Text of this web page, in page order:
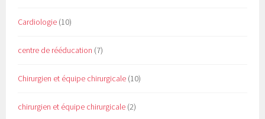
Cardiologie (10)
centre de rééducation (7)
Chirurgien et équipe chirurgicale (10)
chirurgien et équipe chirurgicale (2)